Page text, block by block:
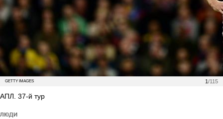
1/115
GETTY IMAGES
АПЛ. 37-й тур
ЛЮДИ